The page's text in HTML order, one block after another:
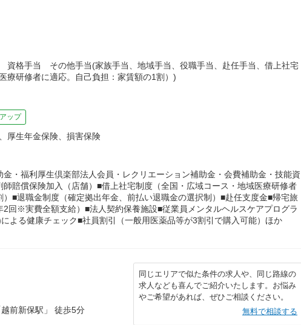
格手当 その他手当(家族手当、地域手当、役職手当、赴任手当、借上社宅
療研修者に適応。自己負担：家賃額の1割）)
ップ
厚生年金保険、損害保険
・福利厚生倶楽部法人会員・レクリエーション補助金・会費補助金・技能資
賠償保険加入（店舗）■借上社宅制度（全国・広域コース・地域医療研修者
■退職金制度（確定拠出年金、前払い退職金の選択制）■赴任支度金■帰宅旅
2回※実費全額支給）■法人契約保養施設■従業員メンタルヘルスケアプログラ
よる健康チェック■社員割引（一般用医薬品等が3割引で購入可能）ほか
前新保駅」 徒歩5分
同じエリアで似た条件の求人や、同じ路線の
求人なども喜んでご紹介いたします。お悩み
やご希望があれば、ぜひご相談ください。
無料で相談する